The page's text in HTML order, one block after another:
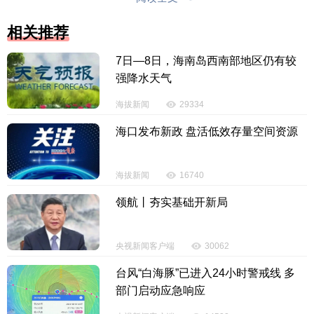
演出时间
2026年12月18日—20日
三亚市体育中心白鹭体育场
相关推荐
7日—8日，海南岛西南部地区仍有较
强降水天气
海拔新闻 29334
海口发布新政 盘活低效存量空间资源
海拔新闻 16740
领航丨夯实基础开新局
央视新闻客户端 30062
台风“白海豚”已进入24小时警戒线 多
部门启动应急响应